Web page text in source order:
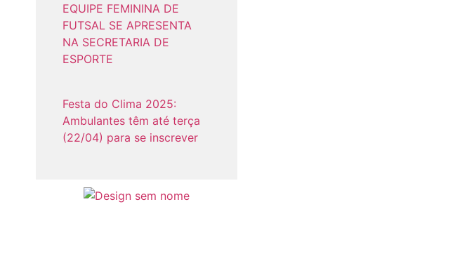
EQUIPE FEMININA DE
FUTSAL SE APRESENTA
NA SECRETARIA DE
ESPORTE
Festa do Clima 2025:
Ambulantes têm até terça
(22/04) para se inscrever